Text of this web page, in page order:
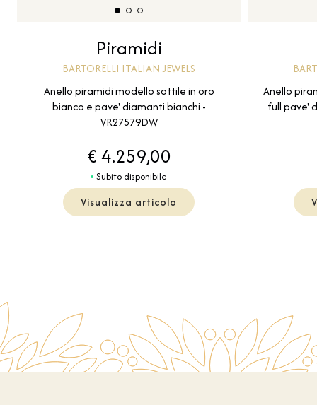
Piramidi
BARTORELLI ITALIAN JEWELS
Anello piramidi modello sottile in oro
bianco e pave' diamanti bianchi -
VR27579DW
€ 4.259,00
Subito disponibile
Visualizza articolo
Anello
full pave'